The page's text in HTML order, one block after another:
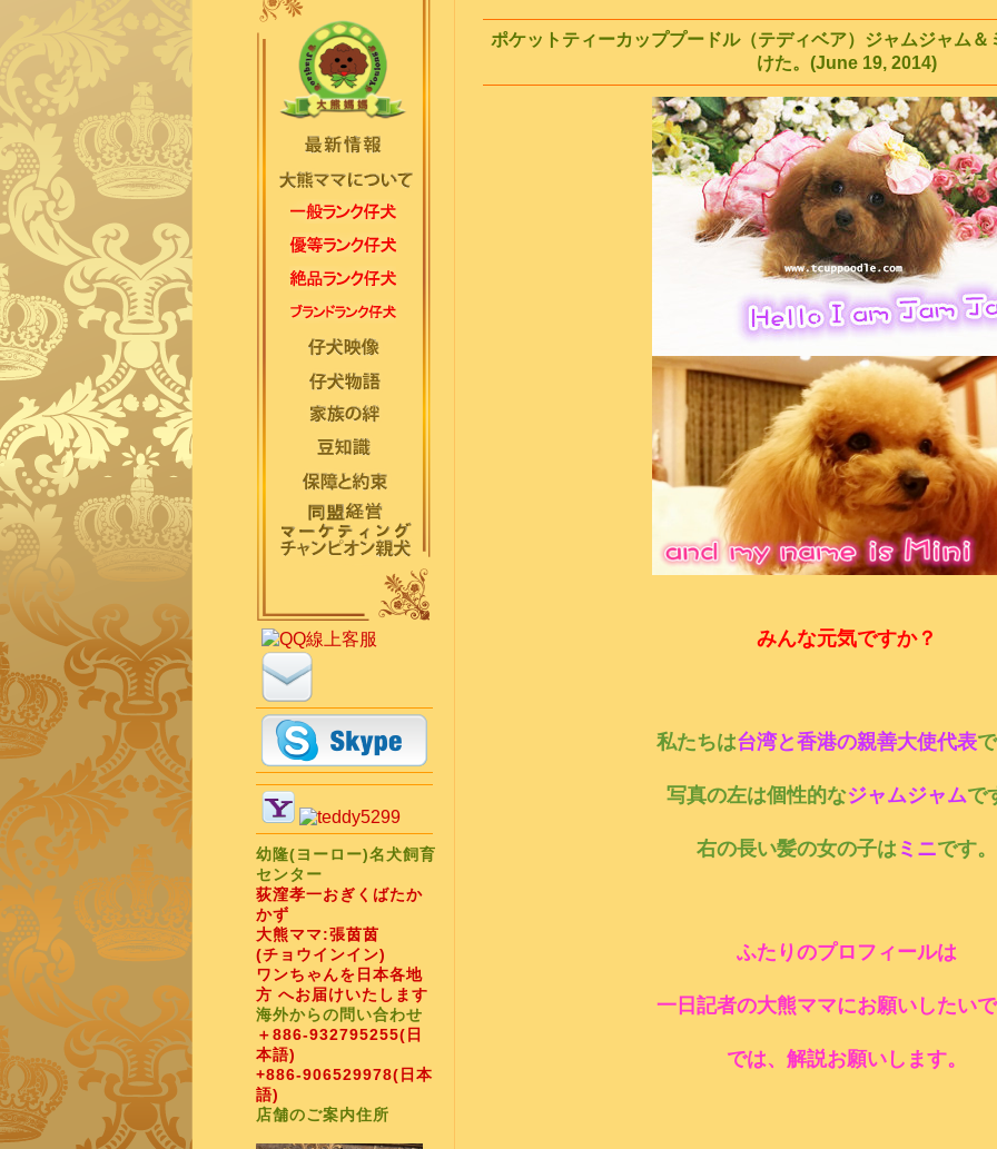
幼隆(ヨーロー)名犬飼育
センター
荻漥孝一おぎくばたか
かず
大熊ママ:張茵茵
(チョウインイン)
ワンちゃんを日本各地
方 へお届けいたします
海外からの問い合わせ
＋886-932795255(日
本語)
+886-906529978(日本
語)
店舗のご案内住所
ポケットティーカッププードル（テディベア）ジャムジャム＆
けた。(June 19, 2014)
みんな元気ですか？
私たちは台湾と香港の親善大使代表
写真の左は個性的なジャムジャムで
右の長い髪の女の子はミニです。
ふたりのプロフィールは
一日記者の大熊ママにお願いしたい
では、解説お願いします。